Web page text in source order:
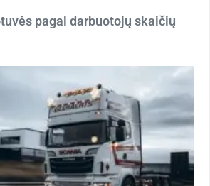
pagal darbuotojų skaičių